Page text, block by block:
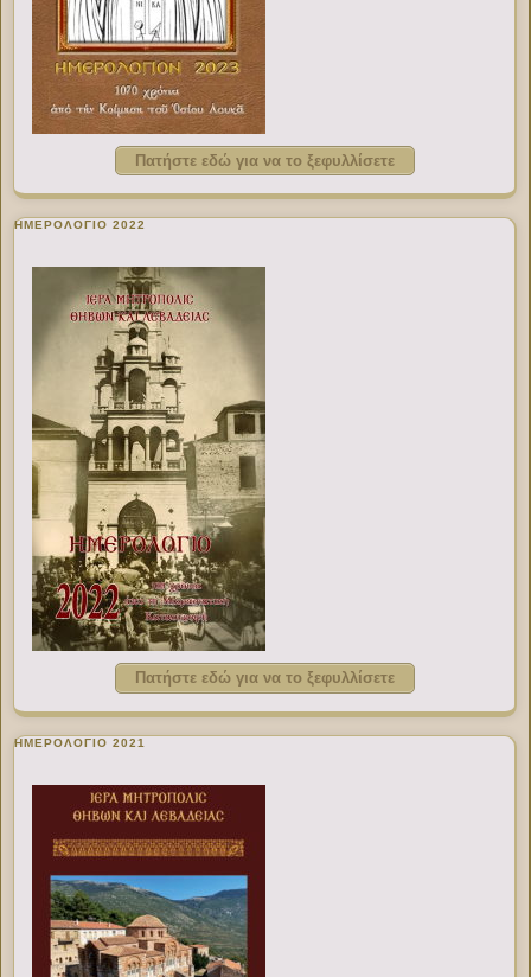
Πατήστε εδώ για να το ξεφυλλίσετε
ΗΜΕΡΟΛΟΓΙΟ 2022
Πατήστε εδώ για να το ξεφυλλίσετε
ΗΜΕΡΟΛΟΓΙΟ 2021